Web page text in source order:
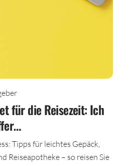
für die Reisezeit: Ich
Tipps für leichtes Gepäck,
Reiseapotheke – so reisen Sie